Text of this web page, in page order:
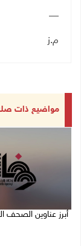
م.ز
مواضيع ذات
أبرز عناوين الصحف